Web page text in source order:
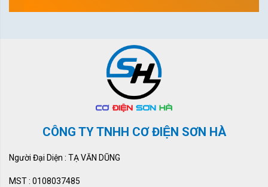
CÔNG TY TNHH CƠ ĐIỆN SƠN HÀ
Người Đại Diện : TẠ VĂN DŨNG
MST : 0108037485